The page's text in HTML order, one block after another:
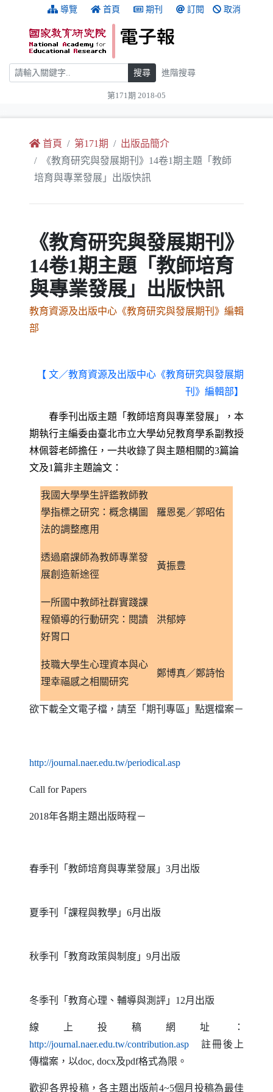
跳到主要內容 導覽 首頁 期刊 訂閱 取消
搜尋 搜尋 進階搜尋
第171期 2018-05
首頁 第171期
出版品簡介
《教育研究與發展期刊》14卷1期主題「教師
培育與專業發展」出版快訊
《教育研究與發展期刊》
14卷1期主題「教師培育
與專業發展」出版快訊
教育資源及出版中心《教育研究與發展期刊》編輯
部
【 文／教育資源及出版中心《教育研究與發展期
刊》編輯部】
春季刊出版主題「教師培育與專業發展」，本
期執行主編委由臺北市立大學幼兒教育學系副教授
林佩蓉老師擔任，一共收錄了與主題相關的3篇論
文及1篇非主題論文：
我國大學學生評鑑教師教
學指標之研究：概念構圖
法的調整應用
羅恩冕／郭昭佑
透過磨課師為教師專業發
展創造新途徑
黃振豊
一所國中教師社群實踐課
程領導的行動研究：閱讀
好胃口
洪郁婷
技職大學生心理資本與心
理幸福感之相關研究
鄭博真／鄭詩怡
欲下載全文電子檔，請至「期刊專區」點選檔案－
http://journal.naer.edu.tw/periodical.asp（另開新視窗）
Call for Papers
2018年各期主題出版時程－
春季刊「教師培育與專業發展」 3月出版
夏季刊「課程與教學」 6月出版
秋季刊「教育政策與制度」 9月出版
冬季刊「教育心理、輔導與測評」 12月出版
線上投稿網址：
http://journal.naer.edu.tw/contribution.asp（另開新視窗）
註冊後上
傳檔案，以doc, docx及pdf格式為限。
歡迎各界投稿，各主題出版前4~5個月投稿為最佳